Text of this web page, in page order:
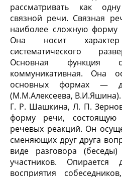
рассматривать как
связной речи. Связная
наиболее сложную форму
Она носит характер
систематического
Основная
коммуникативная. Она
основных формах —
(М.М.Алексеева, В.И.Яшина).
Г. Р. Шашкина, Л. П.
форму речи,
речевых реакций. Он
сменяющих друг друга
виде разговора
участников.
восприятия